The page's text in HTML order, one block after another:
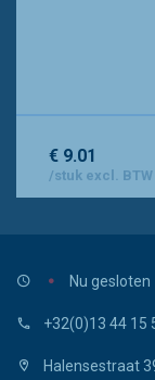
€ 9.01
/stuk excl. BTW
Nu gesloten
+32(0)13 44 15
Halensestraat